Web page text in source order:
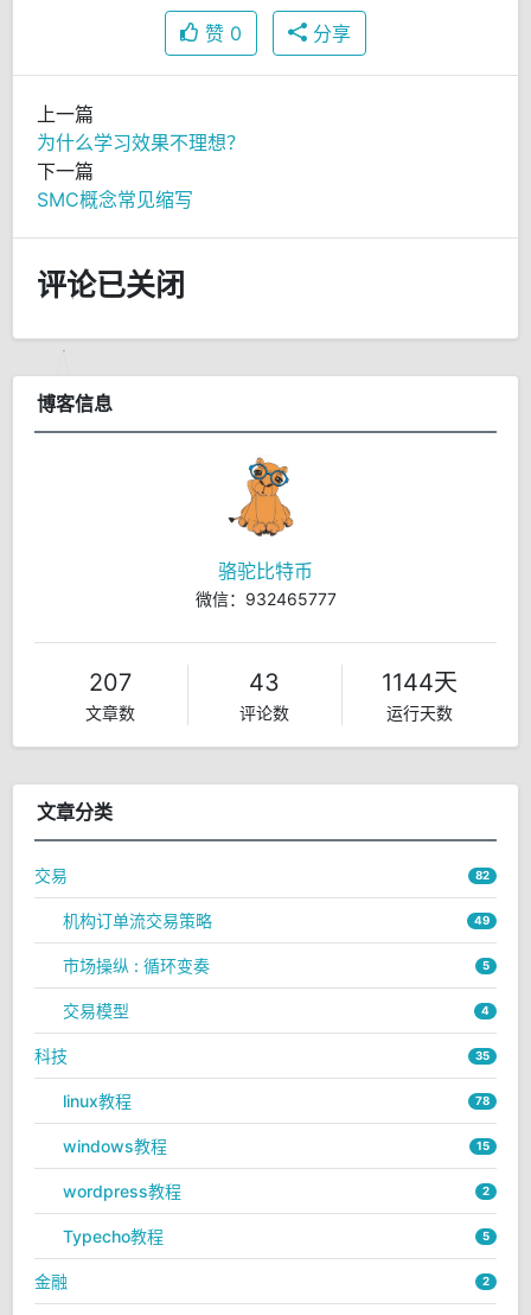
赞 0 分享
上一篇
为什么学习效果不理想？
下一篇
SMC概念常见缩写
评论已关闭
博客信息
骆驼比特币
微信：932465777
207
文章数
43
评论数
1144天
运行天数
文章分类
交易 82
机构订单流交易策略 49
市场操纵 : 循环变奏 5
交易模型 4
科技 35
linux教程 78
windows教程 15
wordpress教程 2
Typecho教程 5
金融 2